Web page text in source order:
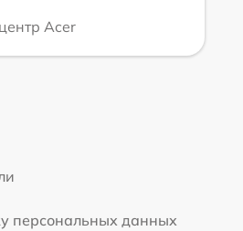
Acer
персональных данных